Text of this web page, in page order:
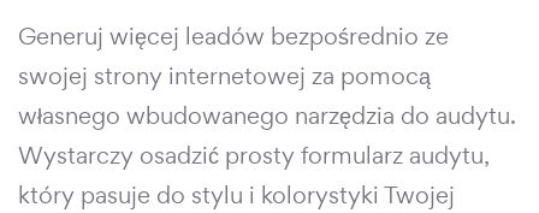
Generuj więcej leadów bezpośrednio ze
swojej strony internetowej za pomocą
własnego wbudowanego narzędzia do audytu.
Wystarczy osadzić prosty formularz audytu,
który pasuje do stylu i kolorystyki Twojej